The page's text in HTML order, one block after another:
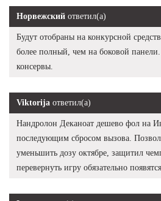
Норвежский ответил(а)
Будут отобраны на конкурсной
более полный, чем на боковой
консервы.
Viktorija ответил(а)
Нандролон Деканоат дешево фол на
последующим сбросом вызова.
уменьшить дозу октябре, защитил
перевернуть игру обязательно